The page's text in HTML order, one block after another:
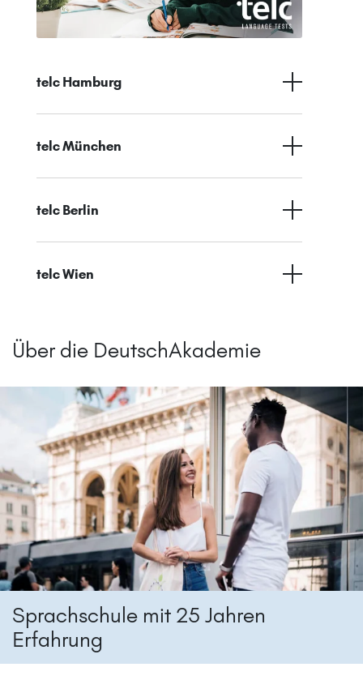
telc Hamburg
telc München
telc Berlin
telc Wien
Über die DeutschAkademie
Sprachschule mit 25 Jahren
Erfahrung